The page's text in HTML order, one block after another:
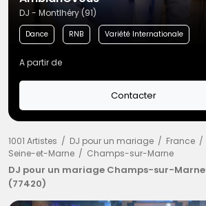
DJ - Montlhéry (91)
Dance RNB Variété Internationale
A partir de
Contacter
1001 Artistes DJ pour un mariage France
Seine-et-Marne
Champs-sur-Marne
DJ pour un mariage Champs-sur-Marne
(77420)